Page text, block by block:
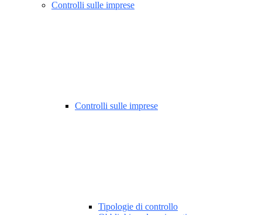
Controlli sulle imprese
Controlli sulle imprese
Tipologie di controllo